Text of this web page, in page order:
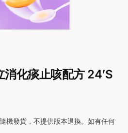
消化痰止咳配方 24’S
機發貨，不提供版本退換。如有任何